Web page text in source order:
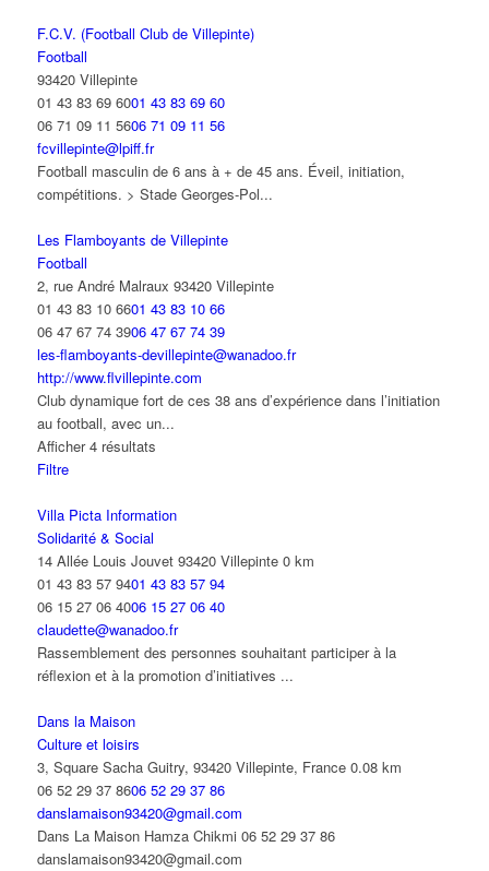
F.C.V. (Football Club de Villepinte)
Football
93420 Villepinte
01 43 83 69 6001 43 83 69 60
06 71 09 11 5606 71 09 11 56
fcvillepinte@lpiff.fr
Football masculin de 6 ans à + de 45 ans. Éveil, initiation,
compétitions. > Stade Georges-Pol...
Les Flamboyants de Villepinte
Football
2, rue André Malraux 93420 Villepinte
01 43 83 10 6601 43 83 10 66
06 47 67 74 3906 47 67 74 39
les-flamboyants-devillepinte@wanadoo.fr
http://www.flvillepinte.com
Club dynamique fort de ces 38 ans d’expérience dans l’initiation
au football, avec un...
Afficher 4 résultats
Filtre
Villa Picta Information
Solidarité & Social
14 Allée Louis Jouvet 93420 Villepinte 0 km
01 43 83 57 9401 43 83 57 94
06 15 27 06 4006 15 27 06 40
claudette@wanadoo.fr
Rassemblement des personnes souhaitant participer à la
réflexion et à la promotion d’initiatives ...
Dans la Maison
Culture et loisirs
3, Square Sacha Guitry, 93420 Villepinte, France 0.08 km
06 52 29 37 8606 52 29 37 86
danslamaison93420@gmail.com
Dans La Maison Hamza Chikmi 06 52 29 37 86
danslamaison93420@gmail.com